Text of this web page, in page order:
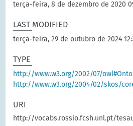
terça-feira, 8 de dezembro de 2020
LAST MODIFIED
terça-feira, 29 de outubro de 2024
TYPE
http://www.w3.org/2002/07/
http://www.w3.org/2004/02/skos/
URI
http://vocabs.rossio.fcsh.unl.pt/